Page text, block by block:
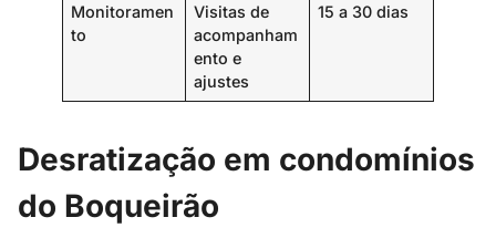
Monitoramen
to
Visitas de
acompanham
ento e
ajustes
15 a 30 dias
Desratização em condomínios
do Boqueirão